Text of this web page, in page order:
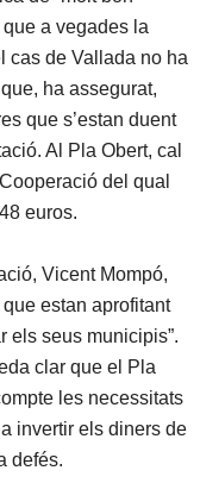
que a vegades la
cas de Vallada no ha
ha assegurat,
que s’estan duent
Al Pla Obert, cal
del qual
euros.
Vicent Mompó,
estan aprofitant
els seus municipis”.
clar que el Pla
les necessitats
invertir els diners de
defés.